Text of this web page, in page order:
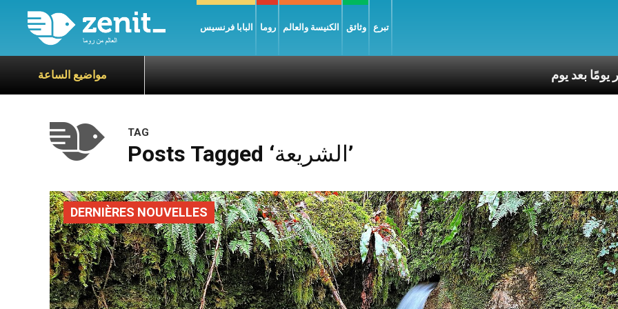
البابا فرنسيس روما الكنيسة والعالم وثائق تبرع
مواضيع الساعة
TAG
Posts Tagged ‘الشريعة’
DERNIÈRES NOUVELLES